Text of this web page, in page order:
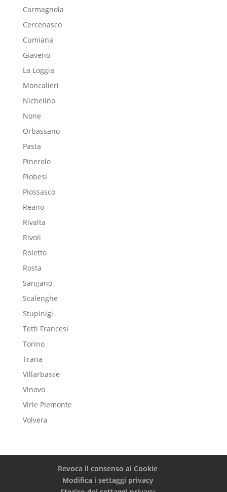
Carmagnola
Cercenasco
Cumiana
Giaveno
La Loggia
Moncalieri
Nichelino
None
Orbassano
Pasta
Pinerolo
Piobesi
Piossasco
Reano
Rivalta
Rivoli
Roletto
Rosta
Sangano
Scalenghe
Stupinigi
Tetti Francesi
Torino
Trana
Villarbasse
Vinovo
Virle Piemonte
Volvera
Revoca il consenso ai Cookie
Modifica i settaggi privacy